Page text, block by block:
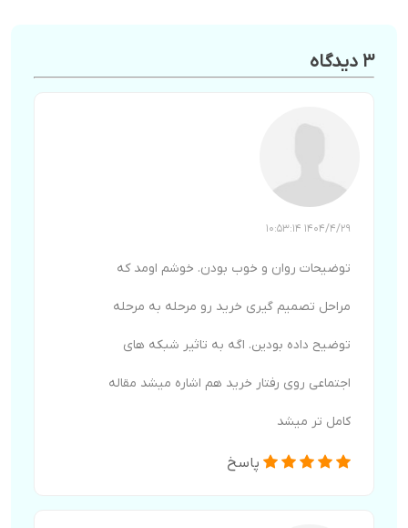
3 دیدگاه
1404/4/29 10:53:14
توضیحات روان و خوب بودن. خوشم اومد که
مراحل تصمیم گیری خرید رو مرحله به مرحله
توضیح داده بودین. اگه به تاثیر شبکه های
اجتماعی روی رفتار خرید هم اشاره میشد مقاله
کامل تر میشد
پاسخ